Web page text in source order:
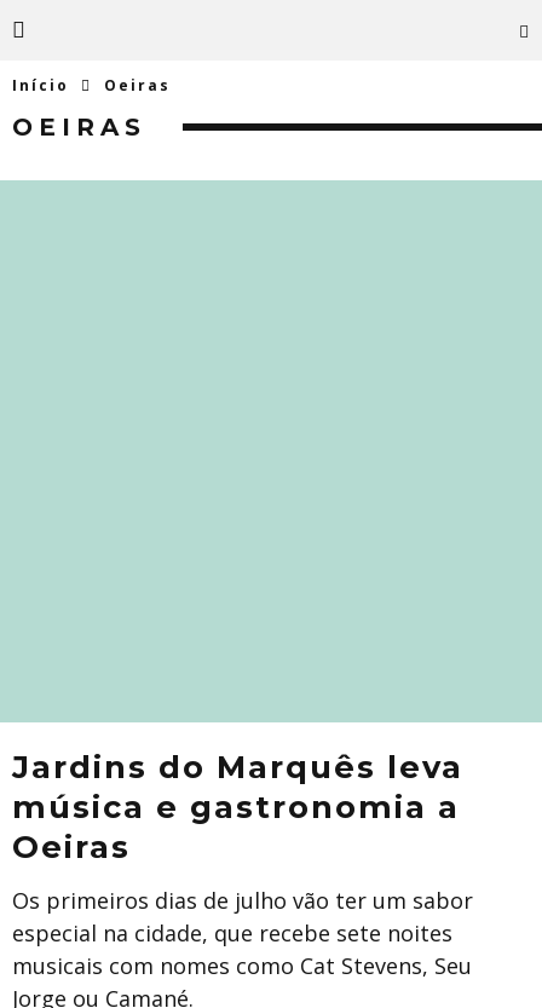
Início Oeiras
OEIRAS
Jardins do Marquês leva
música e gastronomia a
Oeiras
Os primeiros dias de julho vão ter um sabor
especial na cidade, que recebe sete noites
musicais com nomes como Cat Stevens, Seu
Jorge ou Camané.